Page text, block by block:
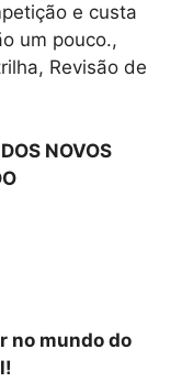
e custa
um pouco.,
Revisão de
NOVOS
no mundo do